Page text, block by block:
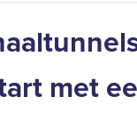
met